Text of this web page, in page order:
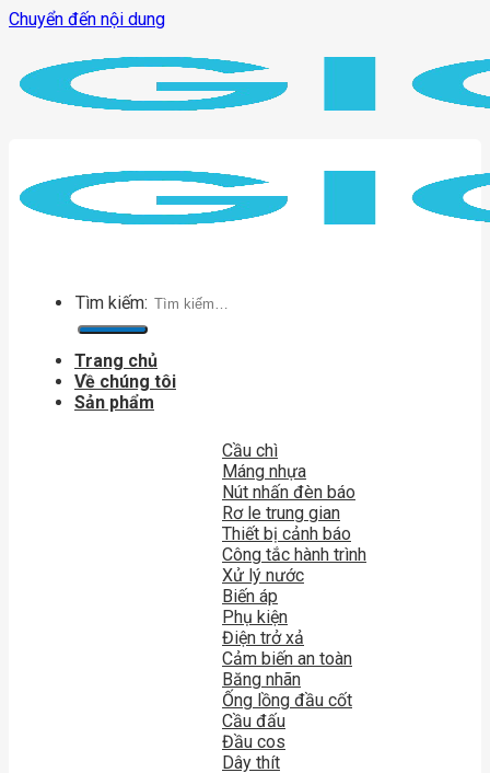
Chuyển đến nội dung
Tìm kiếm:
Trang chủ
Về chúng tôi
Sản phẩm
Cầu chì
Máng nhựa
Nút nhấn đèn báo
Rơ le trung gian
Thiết bị cảnh báo
Công tắc hành trình
Xử lý nước
Biến áp
Phụ kiện
Điện trở xả
Cảm biến an toàn
Băng nhãn
Ống lồng đầu cốt
Cầu đấu
Đầu cos
Dây thít